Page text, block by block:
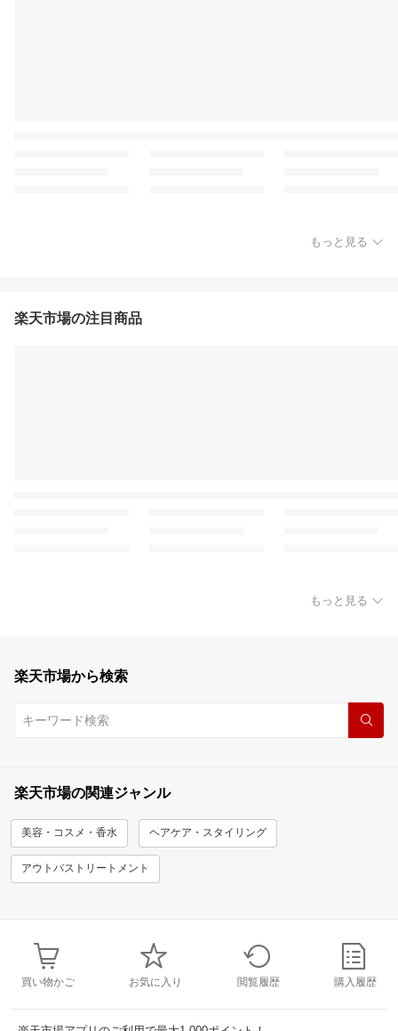
もっと見る
楽天市場の注目商品
もっと見る
楽天市場から検索
楽天市場の関連ジャンル
美容・コスメ・香水 ヘアケア・スタイリング
アウトバストリートメント
買い物かご お気に入り 閲覧履歴 購入履歴